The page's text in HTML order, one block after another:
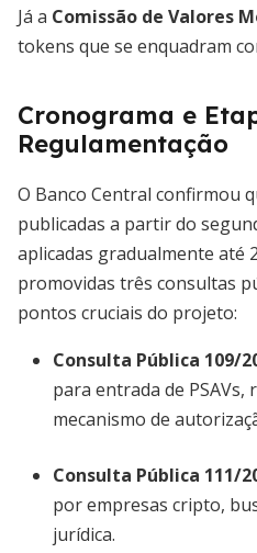
Já a Comissão de Valores
tokens que se enquadram
Cronograma e
Regulamentação
O Banco Central confirmou
publicadas a partir do
aplicadas gradualmente até
promovidas três consultas
pontos cruciais do projeto:
Consulta Pública 109/
para entrada de
mecanismo de
Consulta Pública 111/
por empresas cripto,
jurídica.